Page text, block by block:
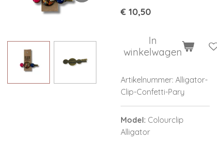
€ 10,50
In
winkelwagen
Artikelnummer: Alligator-
Clip-Confetti-Pary
Model: Colourclip
Alligator